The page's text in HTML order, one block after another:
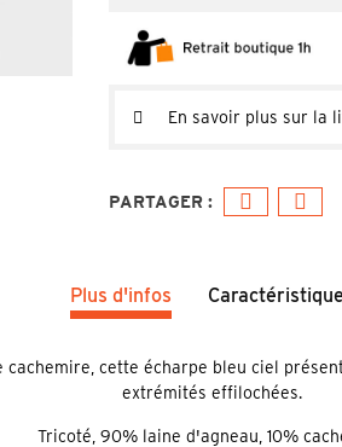
En savoir plus sur la
Plus d'infos
cette écharpe bleu ciel
extrémités effilochées.
Tricoté, 90% laine d'agneau, 10%